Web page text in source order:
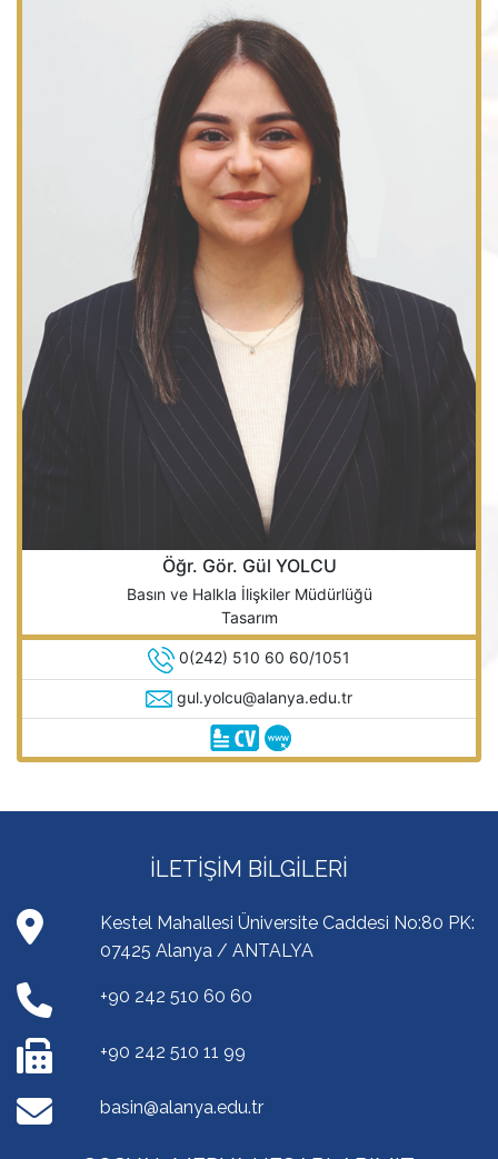
Öğr. Gör. Gül YOLCU
Basın ve Halkla İlişkiler Müdürlüğü
Tasarım
0(242) 510 60 60/1051
gul.yolcu@alanya.edu.tr
İLETIŞIM BILGILERI
Kestel Mahallesi Üniversite Caddesi No:80 PK:
07425 Alanya / ANTALYA
+90 242 510 60 60
+90 242 510 11 99
basin@alanya.edu.tr